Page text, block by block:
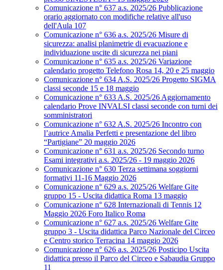
Comunicazione n° 637 a.s. 2025/26 Pubblicazione
orario aggiornato con modifiche relative all'uso
dell'Aula 107
Comunicazione n° 636 a.s. 2025/26 Misure di
sicurezza: analisi planimetrie di evacuazione e
individuazione uscite di sicurezza nei piani
Comunicazione n° 635 a.s. 2025/26 Variazione
calendario progetto Telefono Rosa 14, 20 e 25 maggio
Comunicazione n° 634 A.S. 2025/26 Progetto SIGMA
classi seconde 15 e 18 maggio
Comunicazione n° 633 A.S. 2025/26 Aggiornamento
calendario Prove INVALSI classi seconde con turni dei
somministratori
Comunicazione n° 632 A.S. 2025/26 Incontro con
l’autrice Amalia Perfetti e presentazione del libro
“Partigiane” 20 maggio 2026
Comunicazione n° 631 a.s. 2025/26 Secondo turno
Esami integrativi a.s. 2025/26 - 19 maggio 2026
Comunicazione n° 630 Terza settimana soggiorni
formativi 11-16 Maggio 2026
Comunicazione n° 629 a.s. 2025/26 Welfare Gite
gruppo 15 - Uscita didattica Roma 13 maggio
Comunicazione n° 628 Internazionali di Tennis 12
Maggio 2026 Foro Italico Roma
Comunicazione n° 627 a.s. 2025/26 Welfare Gite
gruppo 3 - Uscita didattica Parco Nazionale del Circeo
e Centro storico Terracina 14 maggio 2026
Comunicazione n° 626 a.s. 2025/26 Posticipo Uscita
didattica presso il Parco del Circeo e Sabaudia Gruppo
11